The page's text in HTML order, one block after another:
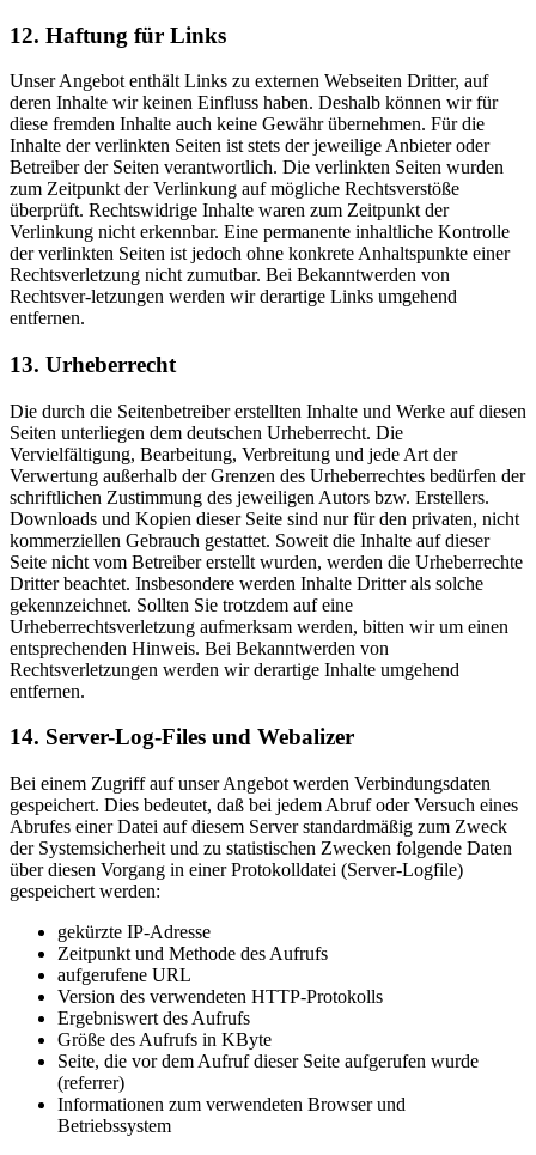
12. Haftung für Links
Unser Angebot enthält Links zu externen Webseiten Dritter, auf
deren Inhalte wir keinen Einfluss haben. Deshalb können wir für
diese fremden Inhalte auch keine Gewähr übernehmen. Für die
Inhalte der verlinkten Seiten ist stets der jeweilige Anbieter oder
Betreiber der Seiten verantwortlich. Die verlinkten Seiten wurden
zum Zeitpunkt der Verlinkung auf mögliche Rechtsverstöße
überprüft. Rechtswidrige Inhalte waren zum Zeitpunkt der
Verlinkung nicht erkennbar. Eine permanente inhaltliche Kontrolle
der verlinkten Seiten ist jedoch ohne konkrete Anhaltspunkte einer
Rechtsverletzung nicht zumutbar. Bei Bekanntwerden von
Rechtsver-letzungen werden wir derartige Links umgehend
entfernen.
13. Urheberrecht
Die durch die Seitenbetreiber erstellten Inhalte und Werke auf diesen
Seiten unterliegen dem deutschen Urheberrecht. Die
Vervielfältigung, Bearbeitung, Verbreitung und jede Art der
Verwertung außerhalb der Grenzen des Urheberrechtes bedürfen der
schriftlichen Zustimmung des jeweiligen Autors bzw. Erstellers.
Downloads und Kopien dieser Seite sind nur für den privaten, nicht
kommerziellen Gebrauch gestattet. Soweit die Inhalte auf dieser
Seite nicht vom Betreiber erstellt wurden, werden die Urheberrechte
Dritter beachtet. Insbesondere werden Inhalte Dritter als solche
gekennzeichnet. Sollten Sie trotzdem auf eine
Urheberrechtsverletzung aufmerksam werden, bitten wir um einen
entsprechenden Hinweis. Bei Bekanntwerden von
Rechtsverletzungen werden wir derartige Inhalte umgehend
entfernen.
14. Server-Log-Files und Webalizer
Bei einem Zugriff auf unser Angebot werden Verbindungsdaten
gespeichert. Dies bedeutet, daß bei jedem Abruf oder Versuch eines
Abrufes einer Datei auf diesem Server standardmäßig zum Zweck
der Systemsicherheit und zu statistischen Zwecken folgende Daten
über diesen Vorgang in einer Protokolldatei (Server-Logfile)
gespeichert werden:
gekürzte IP-Adresse
Zeitpunkt und Methode des Aufrufs
aufgerufene URL
Version des verwendeten HTTP-Protokolls
Ergebniswert des Aufrufs
Größe des Aufrufs in KByte
Seite, die vor dem Aufruf dieser Seite aufgerufen wurde
(referrer)
Informationen zum verwendeten Browser und
Betriebssystem